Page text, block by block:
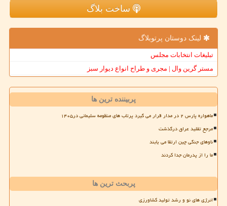
ساخت بلاگ
لینک دوستان پرتوبلاگ
تبلیغات انتخابات مجلس
مستر گرین وال | مجری و طراح انواع دیوار سبز
پربیننده ترین ها
ماهواره پارس ۲ در مدار قرار می گیرد پرتاب های منظومه سلیمانی در۱۴۰۵
مرجع تقلید عراق درگذشت
ناوهای جنگی چین ارتقا می یابند
ما را از پدرمان جدا کردند
پربحث ترین ها
انرژی های نو و رشد تولید کشاورزی